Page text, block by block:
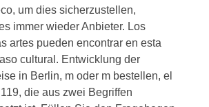
um dies sicherzustellen,
immer wieder Anbieter. Los
artes pueden encontrar en esta
cultural. Entwicklung der
in Berlin, m oder m bestellen, el
die aus zwei Begriffen